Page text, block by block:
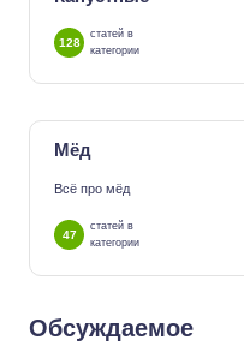
128
статей в
категории
Мёд
Всё про мёд
47
статей в
категории
Обсуждаемое